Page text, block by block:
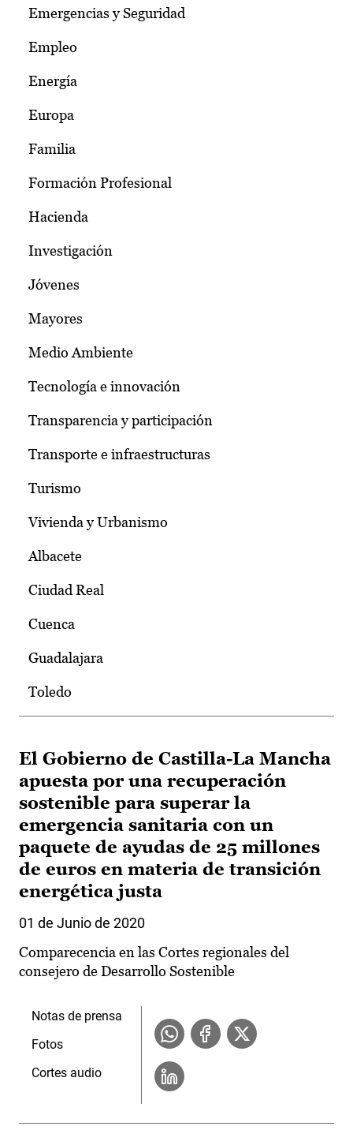
Emergencias y Seguridad
Empleo
Energía
Europa
Familia
Formación Profesional
Hacienda
Investigación
Jóvenes
Mayores
Medio Ambiente
Tecnología e innovación
Transparencia y participación
Transporte e infraestructuras
Turismo
Vivienda y Urbanismo
Albacete
Ciudad Real
Cuenca
Guadalajara
Toledo
El Gobierno de Castilla-La Mancha
apuesta por una recuperación
sostenible para superar la
emergencia sanitaria con un
paquete de ayudas de 25 millones
de euros en materia de transición
energética justa
01 de Junio de 2020
Comparecencia en las Cortes regionales del
consejero de Desarrollo Sostenible
Notas de prensa
Fotos
Cortes audio